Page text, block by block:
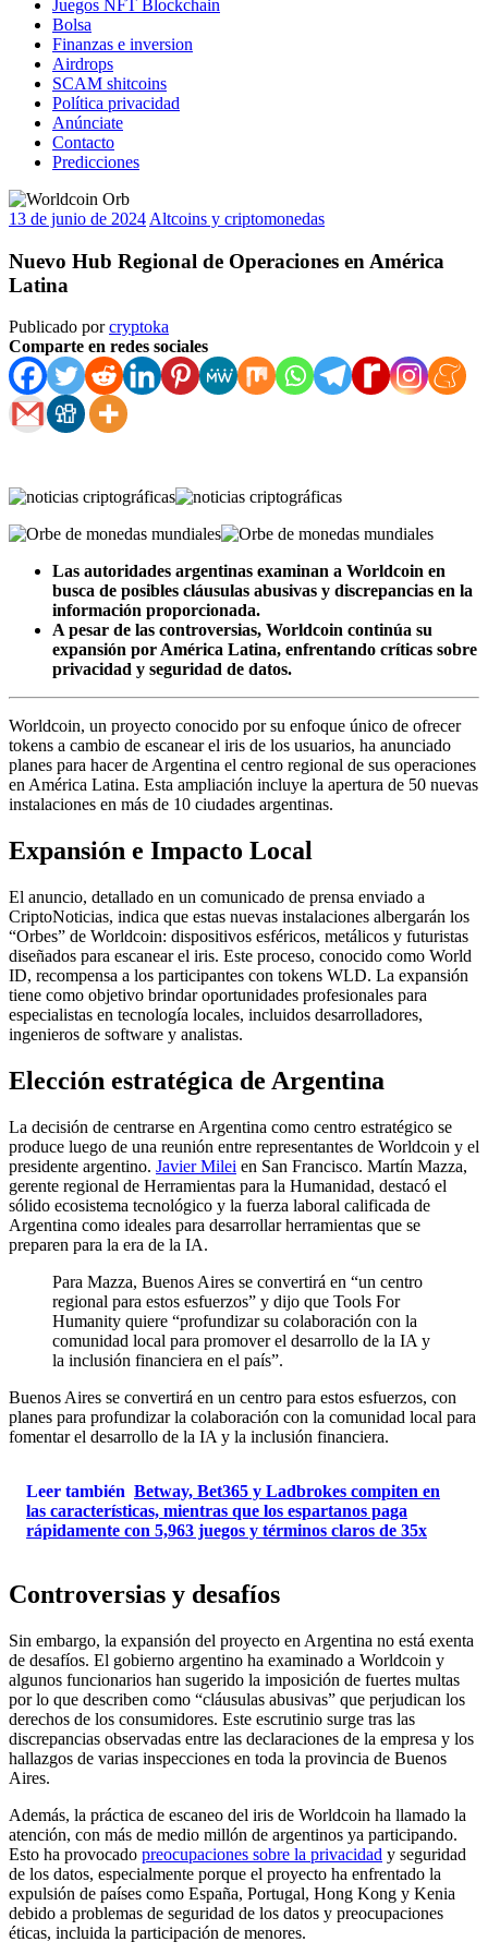
Juegos NFT Blockchain
Bolsa
Finanzas e inversion
Airdrops
SCAM shitcoins
Política privacidad
Anúnciate
Contacto
Predicciones
13 de junio de 2024 Altcoins y criptomonedas
Nuevo Hub Regional de Operaciones en América
Latina
Publicado porcryptoka
Comparte en redes sociales
Las autoridades argentinas examinan a Worldcoin en
busca de posibles cláusulas abusivas y discrepancias en la
información proporcionada.
A pesar de las controversias, Worldcoin continúa su
expansión por América Latina, enfrentando críticas sobre
privacidad y seguridad de datos.
Worldcoin, un proyecto conocido por su enfoque único de ofrecer
tokens a cambio de escanear el iris de los usuarios, ha anunciado
planes para hacer de Argentina el centro regional de sus operaciones
en América Latina. Esta ampliación incluye la apertura de 50 nuevas
instalaciones en más de 10 ciudades argentinas.
Expansión e Impacto Local
El anuncio, detallado en un comunicado de prensa enviado a
CriptoNoticias, indica que estas nuevas instalaciones albergarán los
“Orbes” de Worldcoin: dispositivos esféricos, metálicos y futuristas
diseñados para escanear el iris. Este proceso, conocido como World
ID, recompensa a los participantes con tokens WLD. La expansión
tiene como objetivo brindar oportunidades profesionales para
especialistas en tecnología locales, incluidos desarrolladores,
ingenieros de software y analistas.
Elección estratégica de Argentina
La decisión de centrarse en Argentina como centro estratégico se
produce luego de una reunión entre representantes de Worldcoin y el
presidente argentino. Javier Milei en San Francisco. Martín Mazza,
gerente regional de Herramientas para la Humanidad, destacó el
sólido ecosistema tecnológico y la fuerza laboral calificada de
Argentina como ideales para desarrollar herramientas que se
preparen para la era de la IA.
Para Mazza, Buenos Aires se convertirá en “un centro
regional para estos esfuerzos” y dijo que Tools For
Humanity quiere “profundizar su colaboración con la
comunidad local para promover el desarrollo de la IA y
la inclusión financiera en el país”.
Buenos Aires se convertirá en un centro para estos esfuerzos, con
planes para profundizar la colaboración con la comunidad local para
fomentar el desarrollo de la IA y la inclusión financiera.
Leer también Betway, Bet365 y Ladbrokes compiten en
las características, mientras que los espartanos paga
rápidamente con 5,963 juegos y términos claros de 35x
Controversias y desafíos
Sin embargo, la expansión del proyecto en Argentina no está exenta
de desafíos. El gobierno argentino ha examinado a Worldcoin y
algunos funcionarios han sugerido la imposición de fuertes multas
por lo que describen como “cláusulas abusivas” que perjudican los
derechos de los consumidores. Este escrutinio surge tras las
discrepancias observadas entre las declaraciones de la empresa y los
hallazgos de varias inspecciones en toda la provincia de Buenos
Aires.
Además, la práctica de escaneo del iris de Worldcoin ha llamado la
atención, con más de medio millón de argentinos ya participando.
Esto ha provocado preocupaciones sobre la privacidad y seguridad
de los datos, especialmente porque el proyecto ha enfrentado la
expulsión de países como España, Portugal, Hong Kong y Kenia
debido a problemas de seguridad de los datos y preocupaciones
éticas, incluida la participación de menores.